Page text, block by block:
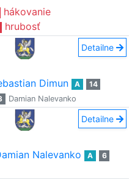
hákovanie
hrubosť
Detailne
Dimun A
14
Damian Nalevanko
Detailne
Nalevanko A
6